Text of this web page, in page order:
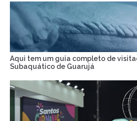
Aqui tem um guia completo de
Subaquático de Guarujá